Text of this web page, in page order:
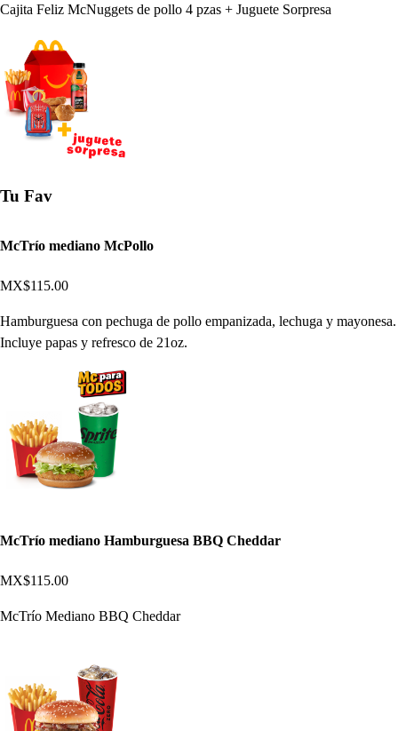
Cajita Feliz McNuggets de pollo 4 pzas + Juguete Sorpresa
Tu Fav
McTrío mediano McPollo
MX$115.00
Hamburguesa con pechuga de pollo empanizada, lechuga y mayonesa.
Incluye papas y refresco de 21oz.
McTrío mediano Hamburguesa BBQ Cheddar
MX$115.00
McTrío Mediano BBQ Cheddar